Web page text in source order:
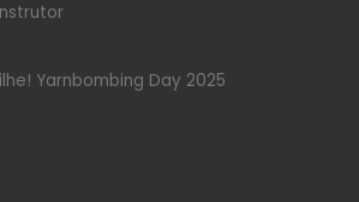
Yarnbombing Day 2025